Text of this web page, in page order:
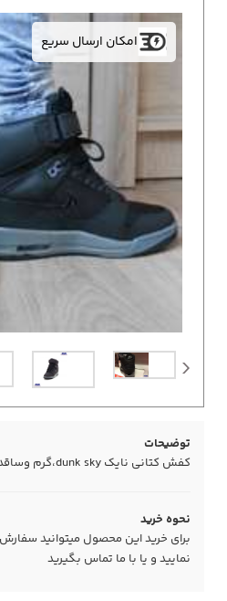
امکان ارسال سریع
توضیحات
کفش کتانی نایک dunk sky،گرم وساقدار،مناسب برای زمستان
نحوه خرید
برای خرید این محصول میتوانید
نمایید و یا با ما تماس بگیرید